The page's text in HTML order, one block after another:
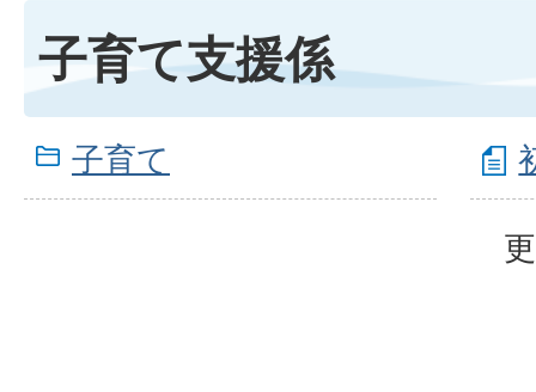
子育て支援係
子育て